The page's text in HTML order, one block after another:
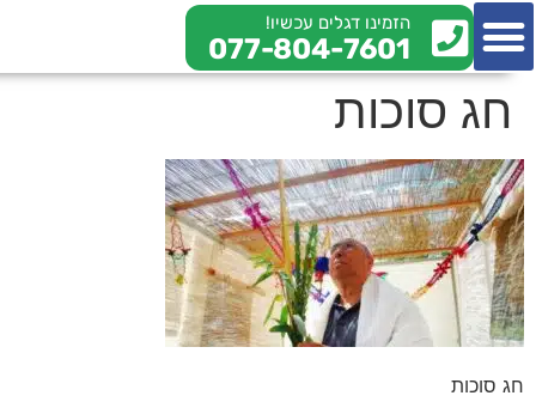
הזמינו דגלים עכשיו!
077-804-7601
חג סוכות
חג סוכות